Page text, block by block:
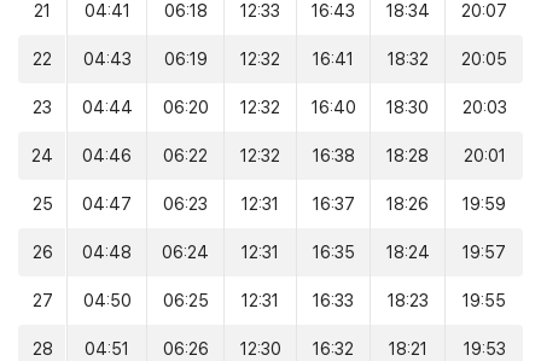
21 04:41 06:18 12:33 16:43 18:34 20:07
22 04:43 06:19 12:32 16:41 18:32 20:05
23 04:44 06:20 12:32 16:40 18:30 20:03
24 04:46 06:22 12:32 16:38 18:28 20:01
25 04:47 06:23 12:31 16:37 18:26 19:59
26 04:48 06:24 12:31 16:35 18:24 19:57
27 04:50 06:25 12:31 16:33 18:23 19:55
28 04:51 06:26 12:30 16:32 18:21 19:53